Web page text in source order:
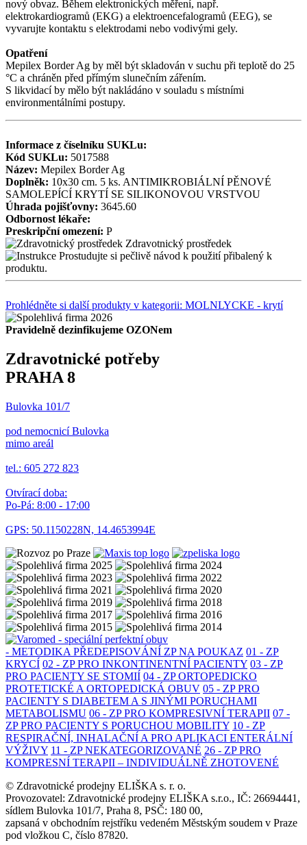
nový obvaz. Během elektronických měření, např.
elektrokardiogramů (EKG) a elektroencefalogramů (EEG), se
vyvarujte kontaktu s elektrodami nebo vodivými gely.
Opatření
Mepilex Border Ag by měl být skladován v suchu při teplotě do 25
°C a chráněn před přímým slunečním zářením.
S likvidací by mělo být nakládáno v souladu s místními
environmentálními postupy.
Informace z číselníku SUKLu:
Kód SUKLu: 5017588
Název: Mepilex Border Ag
Doplněk: 10x30 cm. 5 ks. ANTIMIKROBIÁLNÍ PĚNOVÉ
SAMOLEPÍCÍ KRYTÍ SE SILIKONOVOU VRSTVOU
Úhrada pojišťovny: 3645.60
Odbornost lékaře:
Preskripční omezení: P
Zdravotnický prostředek
Prostudujte si pečlivě návod k použití přibalený k
produktu.
Prohlédněte si další produkty v kategorii: MOLNLYCKE - krytí
Pravidelně dezinfikujeme OZONem
Zdravotnické potřeby
PRAHA 8
Bulovka 101/7
pod nemocnicí Bulovka
mimo areál
tel.: 605 272 823
Otvírací doba:
Po-Pá: 8:00 - 17:00
GPS: 50.1150228N, 14.4653994E
- METODIKA PŘEDEPISOVÁNÍ ZP NA POUKAZ 01 - ZP
KRYCÍ 02 - ZP PRO INKONTINENTNÍ PACIENTY 03 - ZP
PRO PACIENTY SE STOMIÍ 04 - ZP ORTOPEDICKO
PROTETICKÉ A ORTOPEDICKÁ OBUV 05 - ZP PRO
PACIENTY S DIABETEM A S JINÝMI PORUCHAMI
METABOLISMU 06 - ZP PRO KOMPRESIVNÍ TERAPII 07 -
ZP PRO PACIENTY S PORUCHOU MOBILITY 10 - ZP
RESPIRAČNÍ, INHALAČNÍ A PRO APLIKACI ENTERÁLNÍ
VÝŽIVY 11 - ZP NEKATEGORIZOVANÉ 26 - ZP PRO
KOMPRESNÍ TERAPII – INDIVIDUÁLNĚ ZHOTOVENÉ
© Zdravotnické prodejny ELIŠKA s. r. o.
Provozovatel: Zdravotnické prodejny ELIŠKA s.r.o., IČ: 26694441,
sídlem Bulovka 101/7, Praha 8, PSČ: 180 00,
zapsaná v obchodním rejstříku vedeném Městským soudem v Praze
pod vložkou C, číslo 87820.